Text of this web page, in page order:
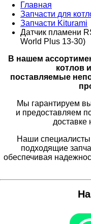
Главная
Запчасти для
Запчасти Kiturami
Датчик пламени
World Plus 13-30)
В нашем
котлов
поставляемые
Мы гарантируем
и предоставляем
доставке
Наши
подходящие
обеспечивая